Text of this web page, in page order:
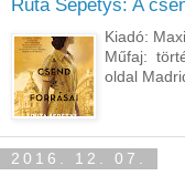
Ruta Sepetys: A
Kiadó:
Műfaj:
oldal
2016. 12. 07.